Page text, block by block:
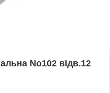
No102 відв.12